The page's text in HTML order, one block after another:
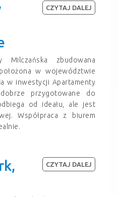
Milczańska zbudowana
w województwie
w inwestycji Apartamenty
przygotowane do
od ideału, ale jest
Współpraca z biurem
CZYTAJ DALEJ
CZYTAJ DALEJ